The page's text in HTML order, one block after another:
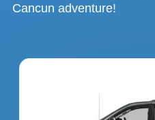
Cancun adventure!